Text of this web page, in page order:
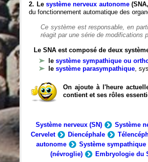
2. Le système nerveux autonome
du fonctionnement automatique des
Ce système est responsable, en
réagit par une série de modifications
Le SNA est composé de deux
lesystème sympathique ou
lesystème parasympathique,
On ajoute à l'heure
contient et ses rôles
Système nerveux (SN) Système
Cervelet
Diencéphale
autonome
Système sympathique
(névroglie)
Embryologie du